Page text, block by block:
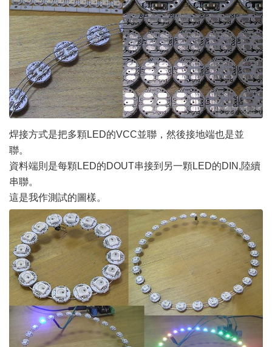
焊接方式是把多顆LED的VCC並聯，然後接地端也是並
聯。
資料端則是每顆LED的DOUT串接到另一顆LED的DIN,陸續
串聯。
這是我作測試的圖樣。